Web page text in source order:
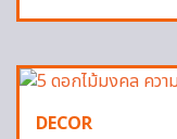
DECOR